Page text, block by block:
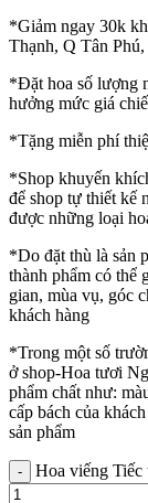
*Giảm ngay 30k
Thạnh, Q Tân
*Đặt hoa số lượng
hưởng mức giá
*Tặng miễn phí
*Shop khuyến
để shop tự thiết kế
được những loại
*Do đặt thù là sản
thành phẩm có thể
gian, mùa vụ, góc
khách hàng
*Trong một số
ở shop-Hoa tươi
phẩm chất như:
cấp bách của
sản phẩm
Hoa viếng Tiếc